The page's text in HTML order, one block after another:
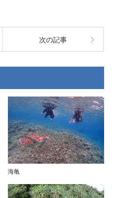
次の記事
海亀